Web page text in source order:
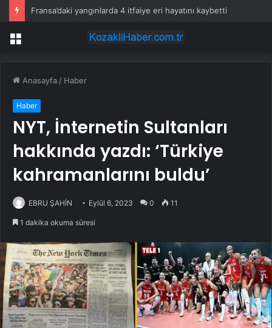
Fransa’daki yangınlarda 4 itfaiye eri hayatını kaybetti
Menü
Anasayfa / Haber
Haber
NYT, İnternetin Sultanları
hakkında yazdı: ‘Türkiye
kahramanlarını buldu’
EBRU ŞAHİN Eylül 6, 2023 0 11
1 dakika okuma süresi